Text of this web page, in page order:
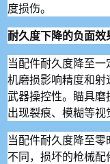
度损伤。
耐久度下降的负面效
当配件耐久度降至
机磨损影响精度和
武器操控性。瞄具
出现裂痕、模糊等视
当配件耐久度降至
不同，损坏的枪械